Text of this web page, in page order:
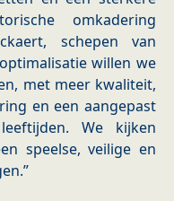
omkadering
schepen van
willen we
met meer kwaliteit,
en een aangepast
We kijken
speelse, veilige en